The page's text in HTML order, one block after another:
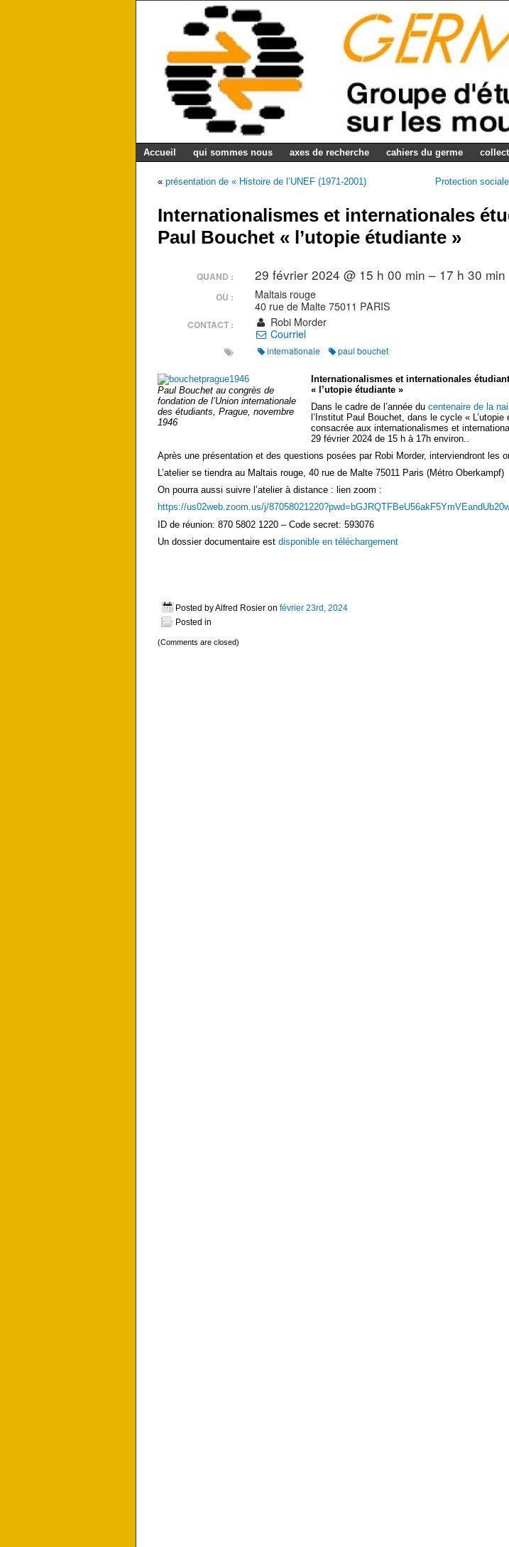
Accueil qui sommes nous axes de recherche cahiers du germe
« présentation de « Histoire de l’UNEF (1971-2001)
Protection
Internationalismes et internationales
Paul Bouchet « l’utopie étudiante »
QUAND : 29 février 2024 @ 15 h 00 min – 17 h 30 min
OÙ :
Maltais rouge
40 rue de Malte 75011 PARIS
CONTACT :
Robi Morder
Courriel
internationale paul bouchet
Paul Bouchet au congrès de
fondation de l’Union internationale
des étudiants, Prague, novembre
1946
Internationalismes et internationales
« l’utopie étudiante »
Dans le cadre de l’année du centenaire de la
l’Institut Paul Bouchet, dans le cycle «
consacrée aux internationalismes et
29 février 2024 de 15 h à 17h environ..
Après une présentation et des questions posées par Robi Morder, interviendront les
L’atelier se tiendra au Maltais rouge, 40 rue de Malte 75011 Paris (Métro Oberkampf)
On pourra aussi suivre l’atelier à distance : lien zoom :
https://us02web.zoom.us/j/
ID de réunion: 870 5802 1220 – Code secret: 593076
Un dossier documentaire est disponible en téléchargement
Posted by Alfred Rosier on février 23rd, 2024
Posted in
(Comments are closed)